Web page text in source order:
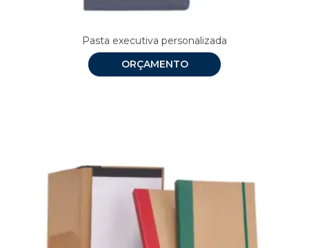
Pasta executiva personalizada
ORÇAMENTO